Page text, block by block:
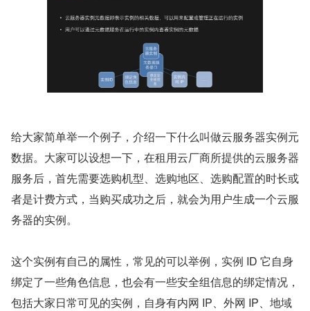
给大家简单举一个例子，介绍一下什么叫做云服务器实例元
数据。大家可以设想一下，在租用云厂商所提供的云服务器
服务后，首先需要选购机型、选购地区、选购配置的时长或
者是计费方式，当购买成功之后，就会为用户生成一个云服
务器的实例。
这个实例有自己的属性，常见的可以举例，实例 ID 它自身
绑定了一些角色信息，也会有一些安全组信息的绑定情况，
包括大家日常可见的实例，自身有内网 IP、外网 IP、地域